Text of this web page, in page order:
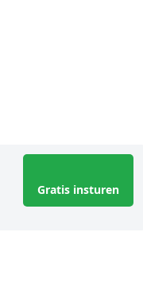
Gratis insturen